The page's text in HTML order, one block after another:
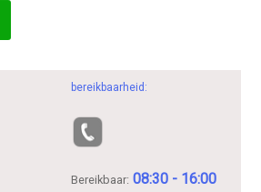
bereikbaarheid:
Bereikbaar: 08:30 - 16:00